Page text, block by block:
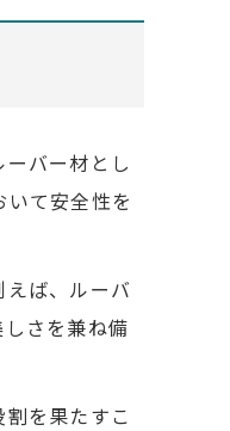
バー材とし
て安全性を
ば、ルーバ
さを兼ね備
を果たすこ